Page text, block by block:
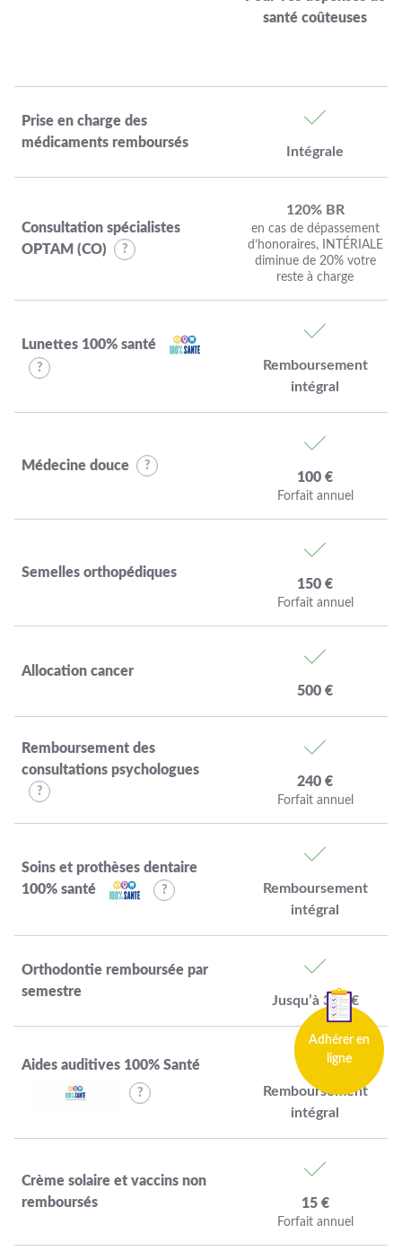
Adhérer en
ligne
santé coûteuses
Prise en charge des
médicaments remboursés
Intégrale
Consultation spécialistes
OPTAM (CO)
120% BR
en cas de dépassement
d’honoraires, INTÉRIALE
diminue de 20% votre
reste à charge
Lunettes 100% santé
Remboursement
intégral
Médecine douce
100 €
Forfait annuel
Semelles orthopédiques
150 €
Forfait annuel
Allocation cancer
500 €
Remboursement des
consultations psychologues
240 €
Forfait annuel
Soins et prothèses dentaire
100% santé
Remboursement
intégral
Orthodontie remboursée par
semestre
Jusqu’à 380 €
Aides auditives 100% Santé
Remboursement
intégral
Crème solaire et vaccins non
remboursés
15 €
Forfait annuel